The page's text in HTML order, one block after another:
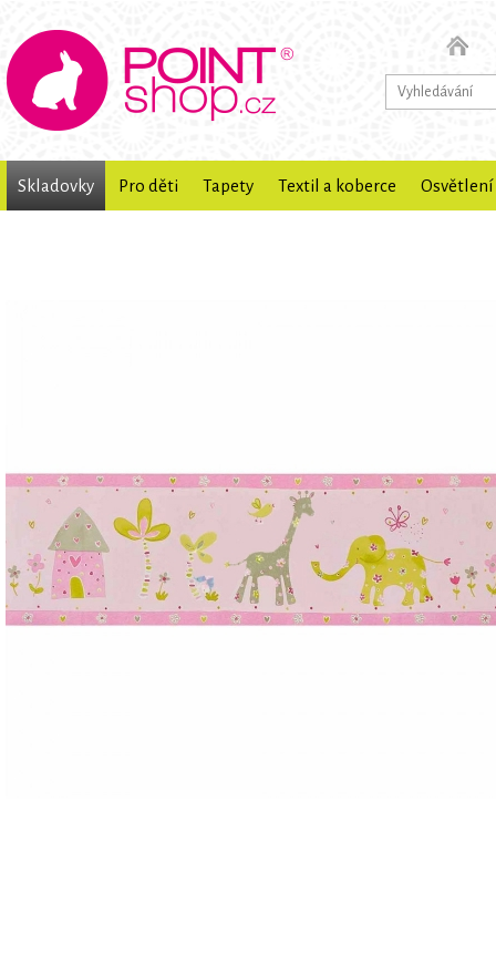
Skladovky Pro děti Tapety Textil a koberce Osvětlení